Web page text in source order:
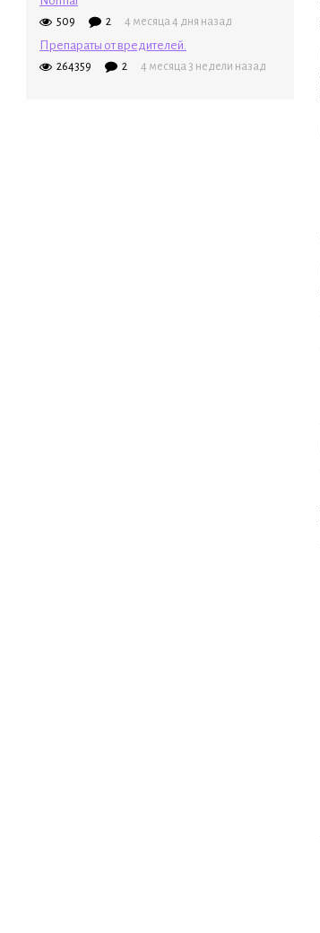
509 2 4 месяца 4 дня назад
Препараты от вредителей.
264359 2 4 месяца 3 недели назад